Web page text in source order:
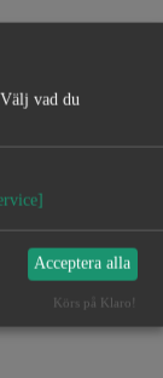
vad du
Acceptera alla
Körs på Klaro!